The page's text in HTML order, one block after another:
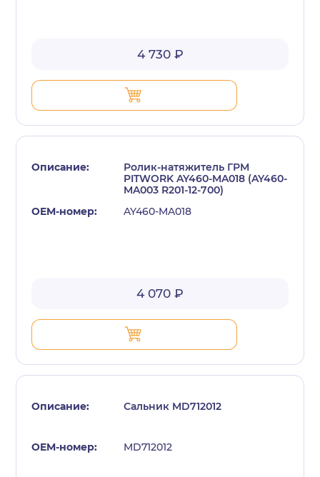
4 730 ₽
Ролик-натяжитель ГРМ
PITWORK AY460-MA018 (AY460-
MA003 R201-12-700)
AY460-MA018
4 070 ₽
Сальник MD712012
MD712012